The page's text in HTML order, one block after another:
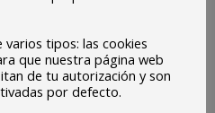
noviembre 20, 2017
nos dan su particular
varios tipos: las cookies
que nuestra página web
de tu autorización y son
por defecto.